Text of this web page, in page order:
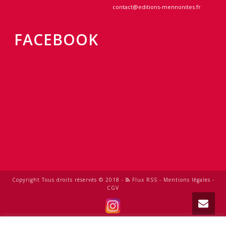
contact@editions-mennonites.fr
FACEBOOK
Copyright Tous droits réservés © 2018 - Flux RSS - Mentions légales -
CGV